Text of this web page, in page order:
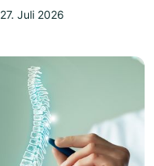
27. Juli 2026